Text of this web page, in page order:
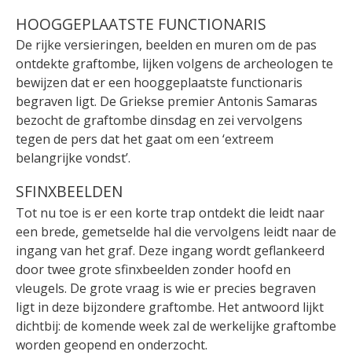
HOOGGEPLAATSTE FUNCTIONARIS
De rijke versieringen, beelden en muren om de pas
ontdekte graftombe, lijken volgens de archeologen te
bewijzen dat er een hooggeplaatste functionaris
begraven ligt. De Griekse premier Antonis Samaras
bezocht de graftombe dinsdag en zei vervolgens
tegen de pers dat het gaat om een ‘extreem
belangrijke vondst’.
SFINXBEELDEN
Tot nu toe is er een korte trap ontdekt die leidt naar
een brede, gemetselde hal die vervolgens leidt naar de
ingang van het graf. Deze ingang wordt geflankeerd
door twee grote sfinxbeelden zonder hoofd en
vleugels. De grote vraag is wie er precies begraven
ligt in deze bijzondere graftombe. Het antwoord lijkt
dichtbij: de komende week zal de werkelijke graftombe
worden geopend en onderzocht.